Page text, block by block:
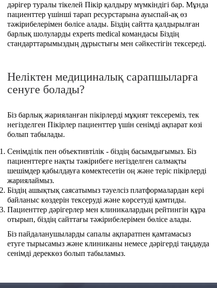
дәрігер туралы тікелей Пікір қалдыру мүмкіндігі бар. Мұнда
пациенттер үшінші тарап ресурстарына ауыспай-ақ өз
тәжірибелерімен бөлісе алады. Біздің сайтта қалдырылған
барлық шолуларды experts medical командасы Біздің
стандарттарымыздың дұрыстығы мен сәйкестігін тексереді.
Неліктен медициналық сарапшыларға
сенуге болады?
Біз барлық жарияланған пікірлерді мұқият тексереміз, тек
негізделген Пікірлер пациенттер үшін сенімді ақпарат көзі
болып табылады.
Сенімділік пен объективтілік - біздің басымдығымыз. Біз
пациенттерге нақты тәжірибеге негізделген салмақты
шешімдер қабылдауға көмектесетін оң және теріс пікірлерді
жариялаймыз.
Біздің ашықтық саясатымыз тәуелсіз платформалардан кері
байланыс көздерін тексеруді және көрсетуді қамтиды.
Пациенттер дәрігерлер мен клиникалардың рейтингін құра
отырып, біздің сайттағы тәжірибелерімен бөлісе алады.
Біз пайдаланушыларды сапалы ақпаратпен қамтамасыз
етуге тырысамыз және клиниканы немесе дәрігерді таңдауда
сенімді дереккөз болып табыламыз.